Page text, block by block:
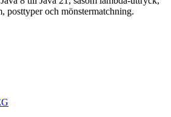
posttyper och mönstermatchning.